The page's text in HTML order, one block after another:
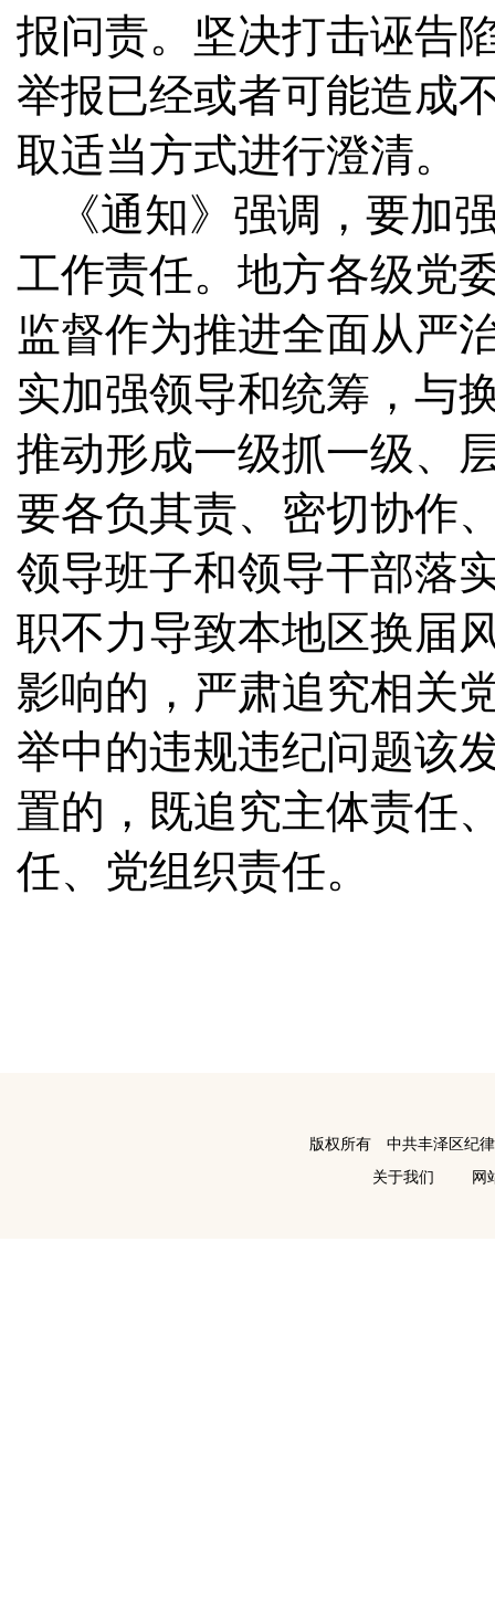
报问责。坚决打击诬告
举报已经或者可能造成
取适当方式进行澄清。
《通知》强调，要加
工作责任。地方各级党
监督作为推进全面从严
实加强领导和统筹，与
推动形成一级抓一级、
要各负其责、密切协作
领导班子和领导干部落
职不力导致本地区换届
影响的，严肃追究相关
举中的违规违纪问题该
置的，既追究主体责任
任、党组织责任。
版权所有 中共丰泽区纪
关于我们
网